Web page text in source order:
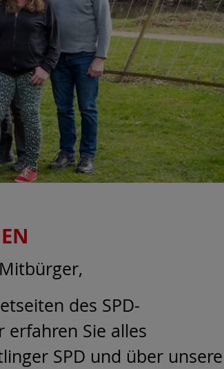
des SPD-
erfahren Sie alles
SPD und über unsere